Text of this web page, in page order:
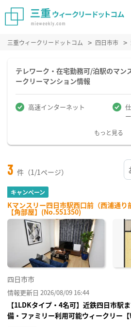
三重ウィークリードットコム 四日市市
テレワーク・在宅勤務可/泊駅のマン
ークリーマンション情報
高速インターネット
もっと見る
3 件（1/1ページ）
キャンペーン
Kマンスリー四日市駅西口前（西浦通り
【角部屋】(No.551350)
四日市市
情報更新日 2026/08/09 16:44
【1LDKタイプ・4名可】近鉄四日市駅
備・ファミリー利用可能ウィークリー【